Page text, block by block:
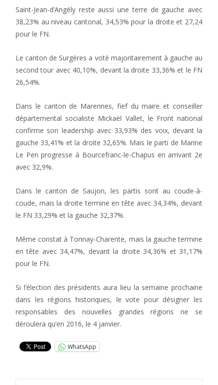
Saint-Jean-d’Angély reste aussi une terre de gauche avec
38,23% au niveau cantonal, 34,53% pour la droite et 27,24
pour le FN.
Le canton de Surgères a voté majoritairement à gauche au
second tour avec 40,10%, devant la droite 33,36% et le FN
26,54%.
Dans le canton de Marennes, fief du maire et conseiller
départemental socialiste Mickaël Vallet, le Front national
confirme son leadership avec 33,93% des voix, devant la
gauche 33,41% et la droite 32,65%. Mais le parti de Marine
Le Pen progresse à Bourcefranc-le-Chapus en arrivant 2e
avec 32,9%.
Dans le canton de Saujon, les partis sont au coude-à-
coude, mais la droite termine en tête avec 34,34%, devant
le FN 33,29% et la gauche 32,37%.
Même constat à Tonnay-Charente, mais la gauche termine
en tête avec 34,47%, devant la droite 34,36% et 31,17%
pour le FN.
Si l’élection des présidents aura lieu la semaine prochaine
dans les régions historiques, le vote pour désigner les
responsables des nouvelles grandes régions ne se
déroulera qu’en 2016, le 4 janvier.
WhatsApp